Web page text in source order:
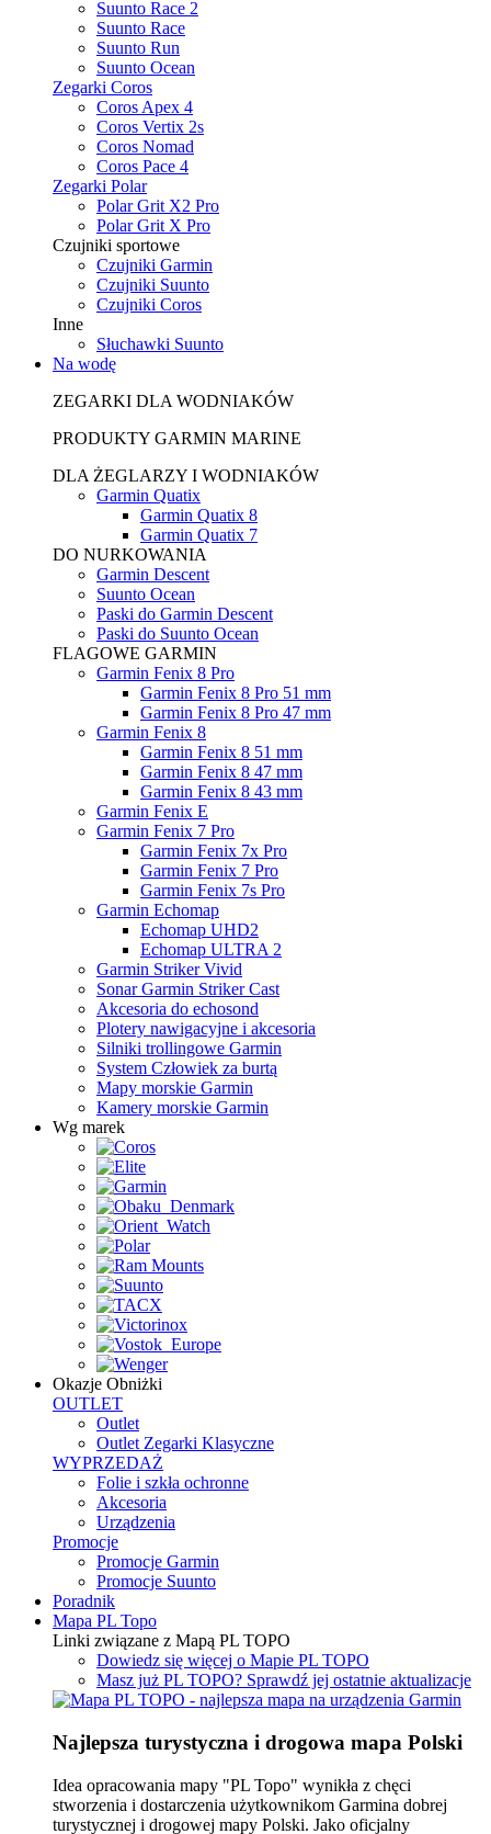
Suunto Race 2
Suunto Race
Suunto Run
Suunto Ocean
Zegarki Coros
Coros Apex 4
Coros Vertix 2s
Coros Nomad
Coros Pace 4
Zegarki Polar
Polar Grit X2 Pro
Polar Grit X Pro
Czujniki sportowe
Czujniki Garmin
Czujniki Suunto
Czujniki Coros
Inne
Słuchawki Suunto
Na wodę
ZEGARKI DLA WODNIAKÓW
PRODUKTY GARMIN MARINE
DLA ŻEGLARZY I WODNIAKÓW
Garmin Quatix
Garmin Quatix 8
Garmin Quatix 7
DO NURKOWANIA
Garmin Descent
Suunto Ocean
Paski do Garmin Descent
Paski do Suunto Ocean
FLAGOWE GARMIN
Garmin Fenix 8 Pro
Garmin Fenix 8 Pro 51 mm
Garmin Fenix 8 Pro 47 mm
Garmin Fenix 8
Garmin Fenix 8 51 mm
Garmin Fenix 8 47 mm
Garmin Fenix 8 43 mm
Garmin Fenix E
Garmin Fenix 7 Pro
Garmin Fenix 7x Pro
Garmin Fenix 7 Pro
Garmin Fenix 7s Pro
Garmin Echomap
Echomap UHD2
Echomap ULTRA 2
Garmin Striker Vivid
Sonar Garmin Striker Cast
Akcesoria do echosond
Plotery nawigacyjne i akcesoria
Silniki trollingowe Garmin
System Człowiek za burtą
Mapy morskie Garmin
Kamery morskie Garmin
Wg marek
Okazje Obniżki
OUTLET
Outlet
Outlet Zegarki Klasyczne
WYPRZEDAŻ
Folie i szkła ochronne
Akcesoria
Urządzenia
Promocje
Promocje Garmin
Promocje Suunto
Poradnik
Mapa PL Topo
Linki związane z Mapą PL TOPO
Dowiedz się więcej o Mapie PL TOPO
Masz już PL TOPO? Sprawdź jej ostatnie aktualizacje
Najlepsza turystyczna i drogowa mapa Polski
Idea opracowania mapy "PL Topo" wynikła z chęci
stworzenia i dostarczenia użytkownikom Garmina dobrej
turystycznej i drogowej mapy Polski. Jako oficjalny